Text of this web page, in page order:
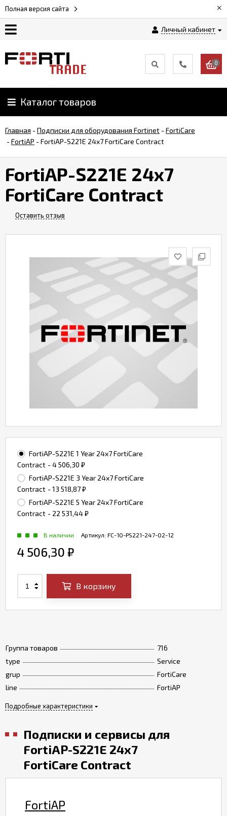
Полная версия сайта ×
Личный кабинет
Как
Доставка
и
оплата
0
Каталог товаров
Главная -Подписки для оборудования Fortinet -FortiCare
-FortiAP -FortiAP-S221E 24x7 FortiCare Contract
FortiAP-S221E 24x7
FortiCare Contract
Оставить отзыв
Группа товаров
716
type
Service
grup
FortiCare
line
FortiAP
Подробные характеристики
FortiAP-S221E 1 Year 24x7 FortiCare
Contract - 4 506,30 ₽
FortiAP-S221E 3 Year 24x7 FortiCare
Contract - 13 518,87₽
FortiAP-S221E 5 Year 24x7 FortiCare
Contract - 22 531,44₽
Артикул: FC-10-PS221-247-02-12
В наличии
4 506,30 ₽
В корзину
Подписки и сервисы для
FortiAP-S221E 24x7
FortiCare Contract
FortiAP